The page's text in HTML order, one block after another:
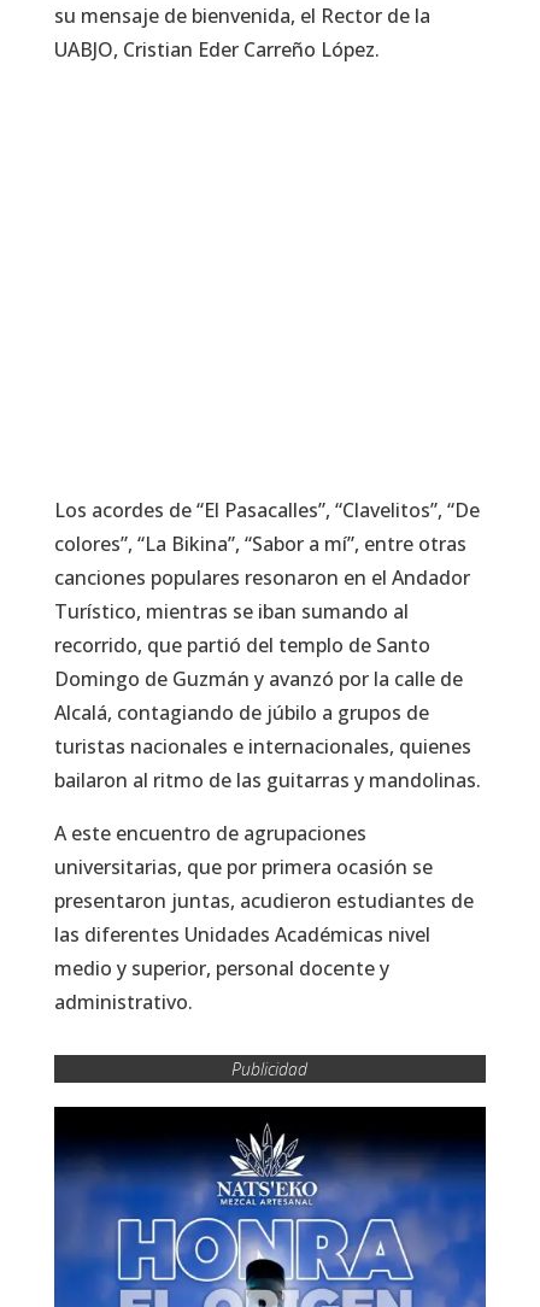
su mensaje de bienvenida, el Rector de la
UABJO, Cristian Eder Carreño López.
Los acordes de “El Pasacalles”, “Clavelitos”, “De
colores”, “La Bikina”, “Sabor a mí”, entre otras
canciones populares resonaron en el Andador
Turístico, mientras se iban sumando al
recorrido, que partió del templo de Santo
Domingo de Guzmán y avanzó por la calle de
Alcalá, contagiando de júbilo a grupos de
turistas nacionales e internacionales, quienes
bailaron al ritmo de las guitarras y mandolinas.
A este encuentro de agrupaciones
universitarias, que por primera ocasión se
presentaron juntas, acudieron estudiantes de
las diferentes Unidades Académicas nivel
medio y superior, personal docente y
administrativo.
Publicidad